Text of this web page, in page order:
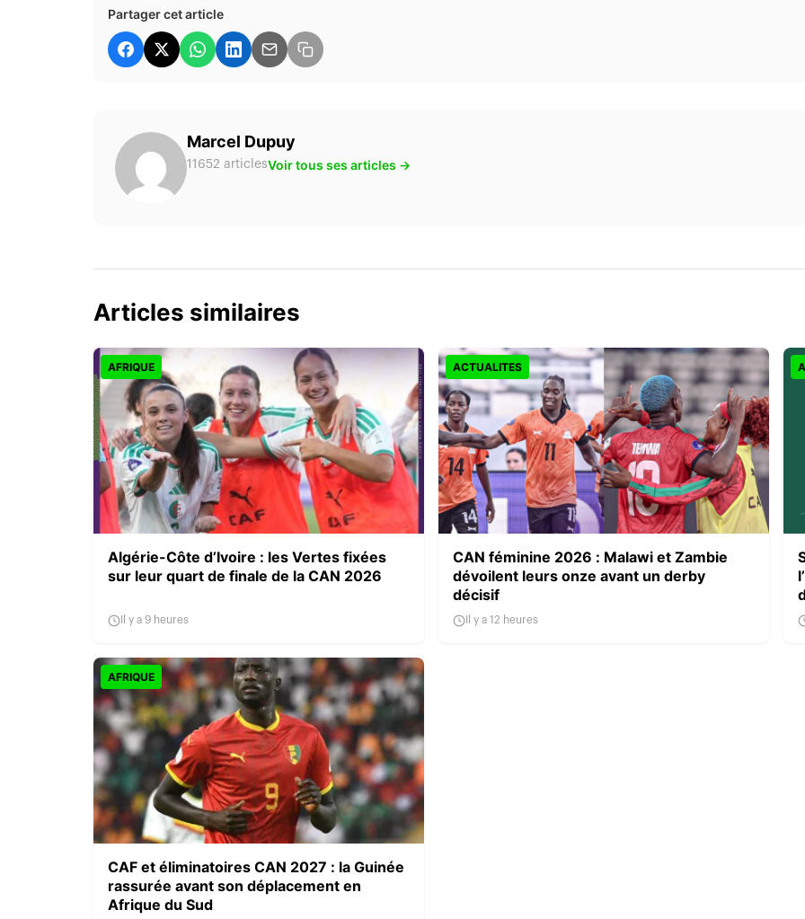
Partager cet article
Marcel Dupuy
11652 articlesVoir tous ses articles →
Articles similaires
AFRIQUE
Algérie-Côte d’Ivoire : les Vertes fixées
sur leur quart de finale de la CAN 2026
Il y a 9 heures
ACTUALITES
CAN féminine 2026 : Malawi et Zambie
dévoilent leurs onze avant un derby
décisif
Il y a 12 heures
AFRIQUE
CAF et éliminatoires CAN 2027 : la Guinée
rassurée avant son déplacement en
Afrique du Sud